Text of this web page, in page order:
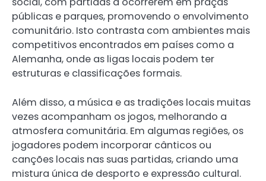
públicas e parques, promovendo o envolvimento
comunitário. Isto contrasta com ambientes mais
competitivos encontrados em países como a
Alemanha, onde as ligas locais podem ter
estruturas e classificações formais.
Além disso, a música e as tradições locais muitas
vezes acompanham os jogos, melhorando a
atmosfera comunitária. Em algumas regiões, os
jogadores podem incorporar cânticos ou
canções locais nas suas partidas, criando uma
mistura única de desporto e expressão cultural.